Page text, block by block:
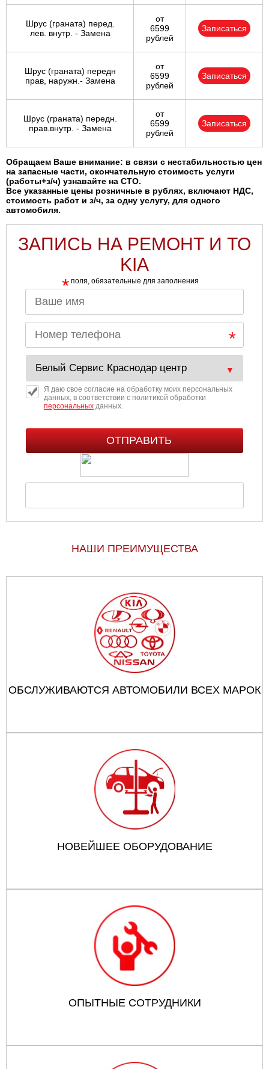
Шрус (граната) перед.
лев. внутр. - Замена
от
6599
рублей
Записаться
Шрус (граната) передн
прав, наружн.- Замена
от
6599
рублей
Записаться
Шрус (граната) передн.
прав.внутр. - Замена
от
6599
рублей
Записаться
Обращаем Ваше внимание: в связи с нестабильностью цен
на запасные части, окончательную стоимость услуги
(работы+з/ч) узнавайте на СТО.
Все указанные цены розничные в рублях, включают НДС,
стоимость работ и з/ч, за одну услугу, для одного
автомобиля.
ЗАПИСЬ НА РЕМОНТ И ТО
KIA
* поля, обязательные для заполнения
Я даю свое согласие на обработку моих персональных
данных, в соответствии с политикой обработки
персональныхданных.
НАШИ ПРЕИМУЩЕСТВА
ОБСЛУЖИВАЮТСЯ АВТОМОБИЛИ ВСЕХ МАРОК
НОВЕЙШЕЕ ОБОРУДОВАНИЕ
ОПЫТНЫЕ СОТРУДНИКИ